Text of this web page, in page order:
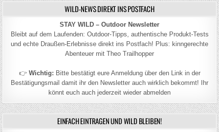
WILD-NEWS DIREKT INS POSTFACH
STAY WILD – Outdoor Newsletter
Bleibt auf dem Laufenden: Outdoor-Tipps, authentische Produkt-Tests
und echte Draußen-Erlebnisse direkt ins Postfach! Plus: kinngerechte
Abenteuer mit Theo Trailhopper
👉 Wichtig: Bitte bestätigt eure Anmeldung über den Link in der
Bestätigungsmail damit ihr den Newsletter auch wirklich bekommt! Ihr
könnt euch auch jederzeit wieder abmelden
EINFACH EINTRAGEN UND WILD BLEIBEN!